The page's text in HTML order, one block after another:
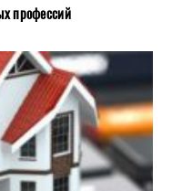
профессий